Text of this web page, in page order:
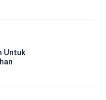
Untuk